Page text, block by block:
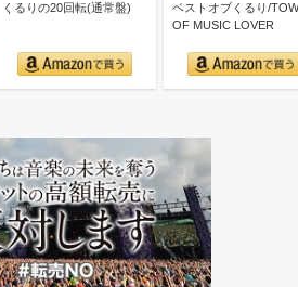
くるりの20回転(通常盤)
ベストオブくるり/
OF MUSIC LOVER